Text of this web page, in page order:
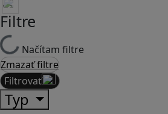
Filtre
Načítam filtre
Zmazať filtre
Filtrovať
Typ